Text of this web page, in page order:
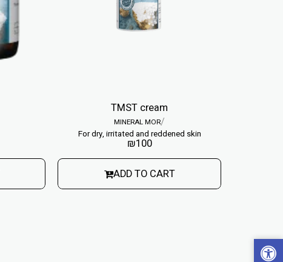
TMST cream
MINERAL MOR/
For dry, irritated and reddened skin
₪100
ADD TO CART